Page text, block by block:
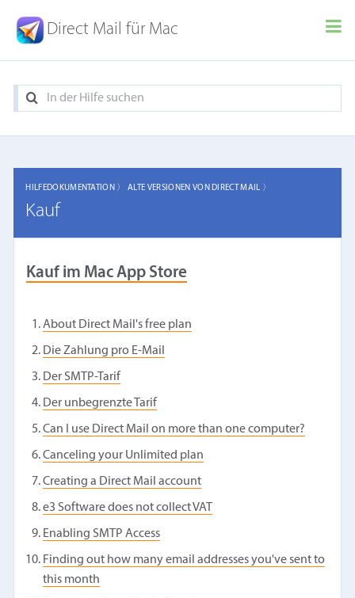
Direct Mail für Mac
HILFEDOKUMENTATION 〉 ALTE VERSIONEN VON DIRECT MAIL 〉
Kauf
Kauf im Mac App Store
About Direct Mail's free plan
Die Zahlung pro E-Mail
Der SMTP-Tarif
Der unbegrenzte Tarif
Can I use Direct Mail on more than one computer?
Canceling your Unlimited plan
Creating a Direct Mail account
e3 Software does not collect VAT
Enabling SMTP Access
Finding out how many email addresses you've sent to
this month